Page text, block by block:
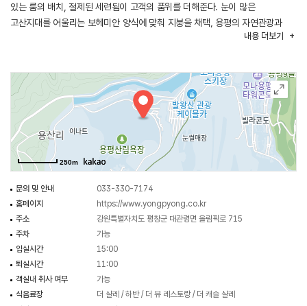
있는 룸의 배치, 절제된 세련됨이 고객의 품위를 더해준다. 눈이 많은
고산지대를 어울리는 보헤미안 양식에 맞춰 지붕을 채택, 용평의 자연관광과
아름다운 조화를 이루고 있으며 모나용평 단지 전체를 한눈에 조망할 수 있다.
내용 더보기
250m
문의 및 안내
033-330-7174
홈페이지
https://www.yongpyong.co.kr
주소
강원특별자치도 평창군 대관령면 올림픽로 715
주차
가능
입실시간
15:00
퇴실시간
11:00
객실내 취사 여부
가능
식음료장
더 샬레 / 하반 / 더 뷰 레스토랑 / 더 캐슬 샬레